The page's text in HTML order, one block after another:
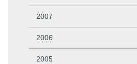
2007
2006
2005